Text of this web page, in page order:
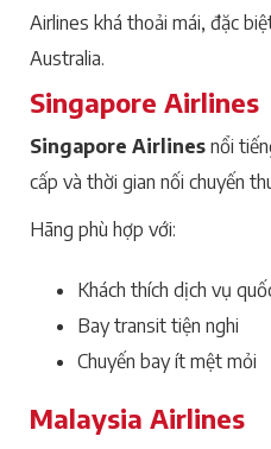
Airlines khá thoải mái, đặc
Australia.
Singapore Airlines
Singapore Airlines nổi
cấp và thời gian nối chuyến
Hãng phù hợp với:
Khách thích dịch vụ
Bay transit tiện nghi
Chuyến bay ít mệt mỏi
Malaysia Airlines